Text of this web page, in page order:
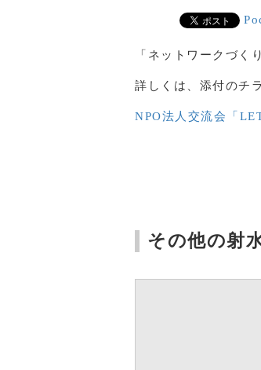
「ネットワークづ
詳しくは、添付のチ
NPO法人交流会「
その他の射